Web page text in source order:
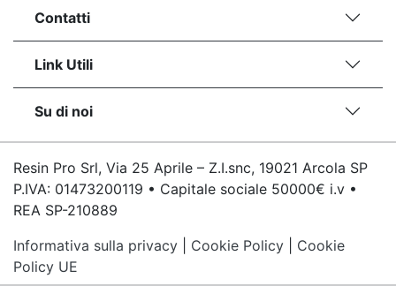
Contatti
Link Utili
Su di noi
Resin Pro Srl, Via 25 Aprile – Z.I.snc, 19021 Arcola SP
P.IVA: 01473200119 • Capitale sociale 50000€ i.v •
REA SP-210889
Informativa sulla privacy
Cookie Policy
Cookie
Policy UE